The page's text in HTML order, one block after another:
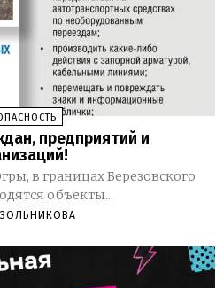
предприятий и
в границах Березовского
объекты...